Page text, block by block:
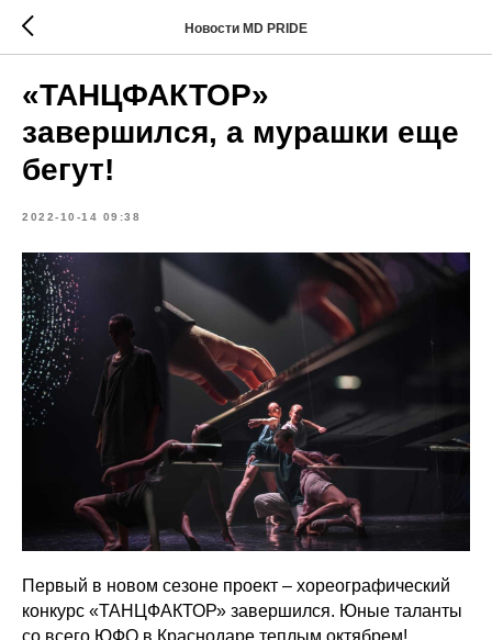
Новости MD PRIDE
«ТАНЦФАКТОР»
завершился, а мурашки еще
бегут!
2022-10-14 09:38
Первый в новом сезоне проект – хореографический
конкурс «ТАНЦФАКТОР» завершился. Юные таланты